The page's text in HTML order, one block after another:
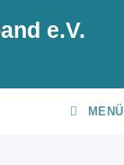
e.V.
MENÜ